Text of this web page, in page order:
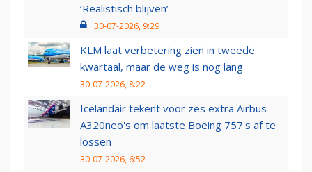
‘Realistisch blijven’
30-07-2026, 9:29
KLM laat verbetering zien in tweede
kwartaal, maar de weg is nog lang
30-07-2026, 8:22
Icelandair tekent voor zes extra Airbus
A320neo's om laatste Boeing 757's af te
lossen
30-07-2026, 6:52